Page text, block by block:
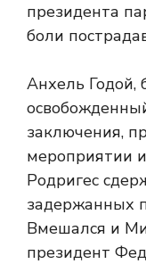
президента
боли
Анхель
заключения,
мероприятии
Родригес
задержанных
Вмешался и
президент